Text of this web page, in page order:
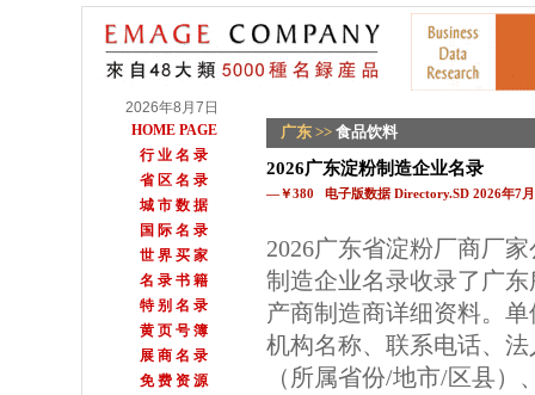
2026年8月7日
HOME PAGE
行 业 名 录
省 区 名 录
城 市 数 据
国 际 名 录
世 界 买 家
名 录 书 籍
特 别 名 录
黄 页 号 簿
展 商 名 录
免 费 资 源
广东 >> 食品饮料
2026广东淀粉制造企业名录
—￥380 电子版数据 Directory.SD 2026年7
2026广东省淀粉厂商厂
制造企业名录收录了广
产商制造商详细资料。
机构名称、联系电话、
（所属省份/地市/区县